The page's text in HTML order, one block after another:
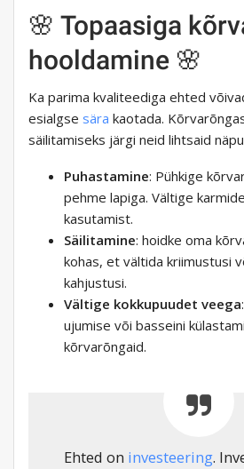
🌸 Topaasiga
hooldamine 🌸
Ka parima kvaliteediga ehted
esialgse sära kaotada.
säilitamiseks järgi neid lihtsaid
Puhastamine: Pühkige
pehme lapiga. Vältige
kasutamist.
Säilitamine: hoidke oma
kohas, et vältida kriimustusi
kahjustusi.
Vältige kokkupuudet veega
ujumise või basseini
kõrvarõngaid.
Ehted on investeering.